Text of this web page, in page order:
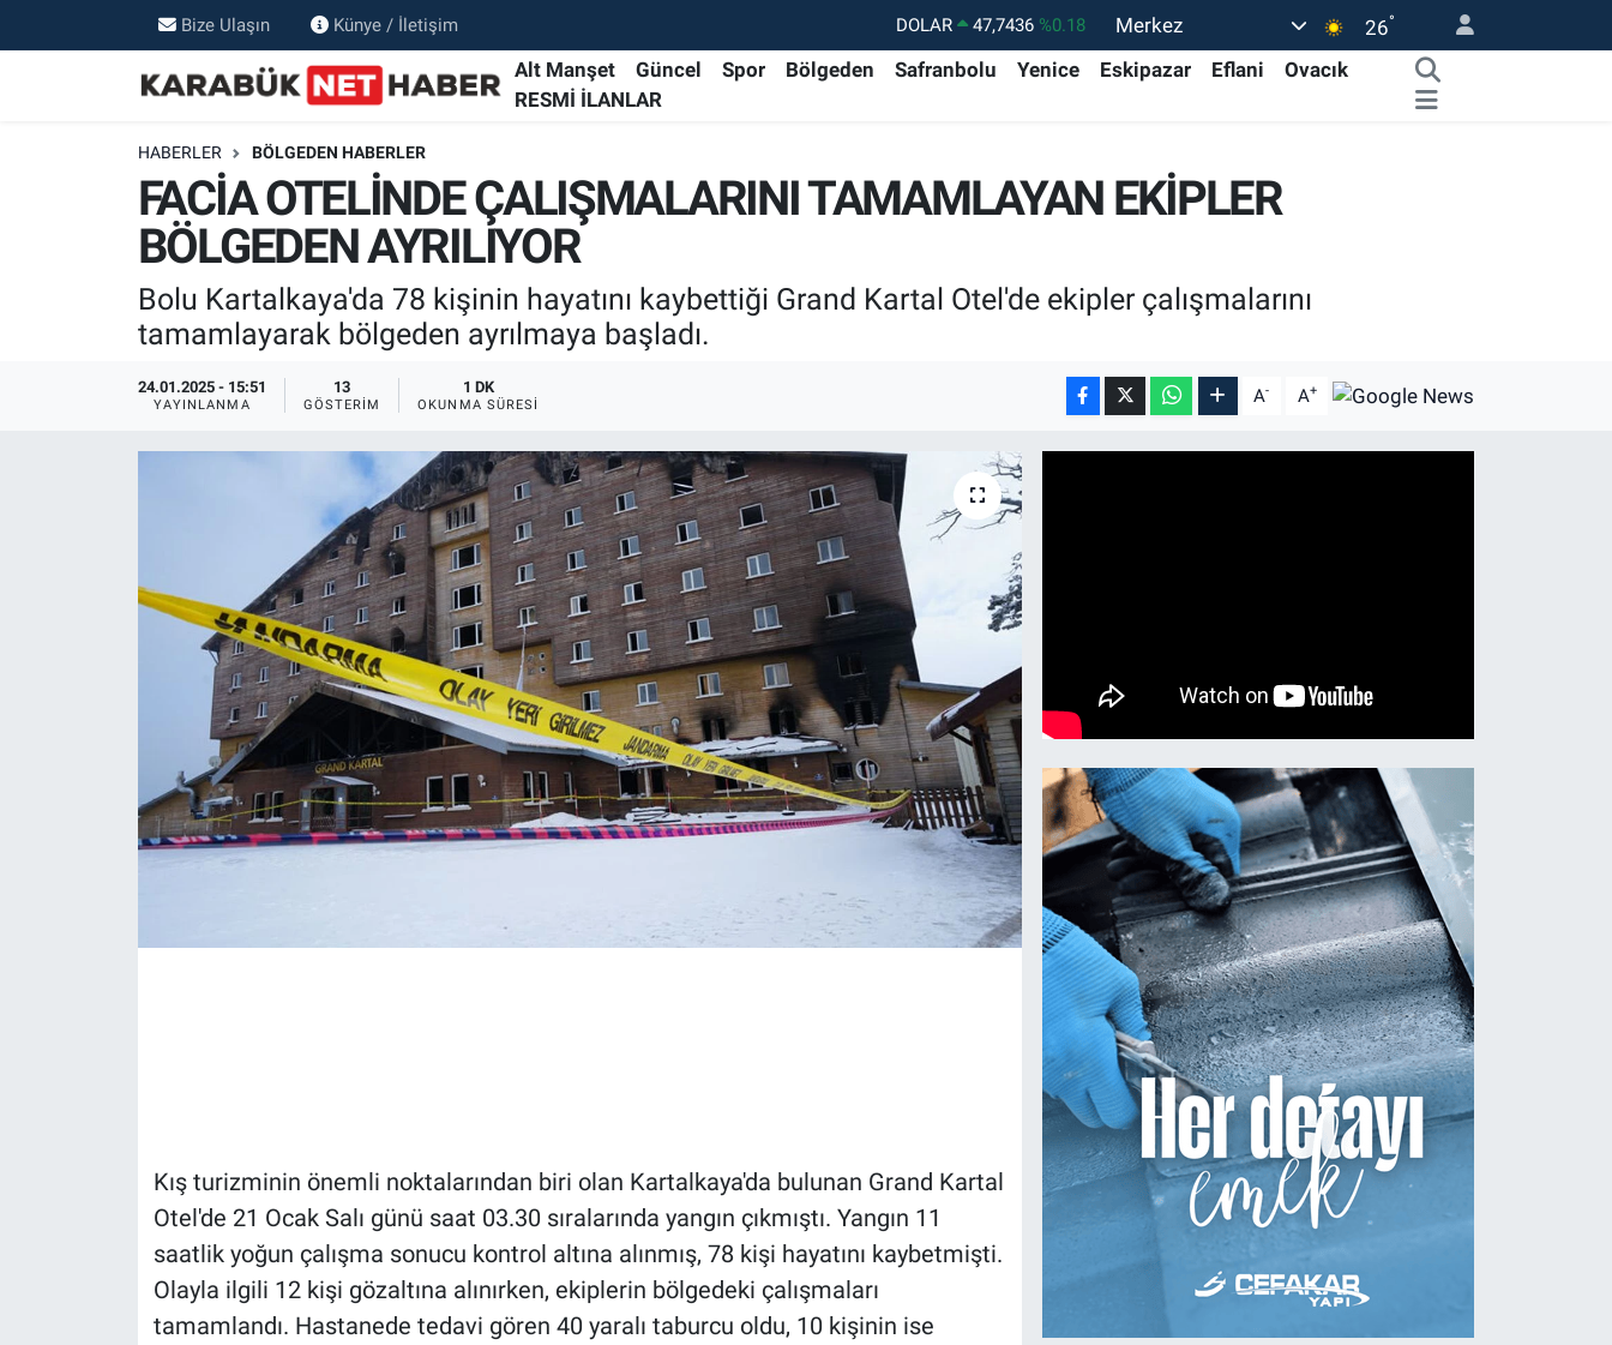
Bize Ulaşın Künye / İletişim DOLAR 47,7436 %0.18
EURO
55,2510 %0.32
BİST100
13.779 %-14
Merkez 26°
Alt Manşet Güncel Spor Bölgeden Safranbolu Yenice Eskipazar Eflani
Ovacık
RESMİ İLANLAR
HABERLER BÖLGEDEN HABERLER
FACİA OTELİNDE ÇALIŞMALARINI TAMAMLAYAN EKİPLER
BÖLGEDEN AYRILIYOR
Bolu Kartalkaya'da 78 kişinin hayatını kaybettiği Grand Kartal Otel'de ekipler çalışmalarını
tamamlayarak bölgeden ayrılmaya başladı.
24.01.2025 - 15:51
YAYINLANMA
13
GÖSTERIM
1 DK
OKUNMA SÜRESI A- A+
Kış turizminin önemli noktalarından biri olan Kartalkaya'da bulunan Grand Kartal
Otel'de 21 Ocak Salı günü saat 03.30 sıralarında yangın çıkmıştı. Yangın 11
saatlik yoğun çalışma sonucu kontrol altına alınmış, 78 kişi hayatını kaybetmişti.
Olayla ilgili 12 kişi gözaltına alınırken, ekiplerin bölgedeki çalışmaları
tamamlandı. Hastanede tedavi gören 40 yaralı taburcu oldu, 10 kişinin ise